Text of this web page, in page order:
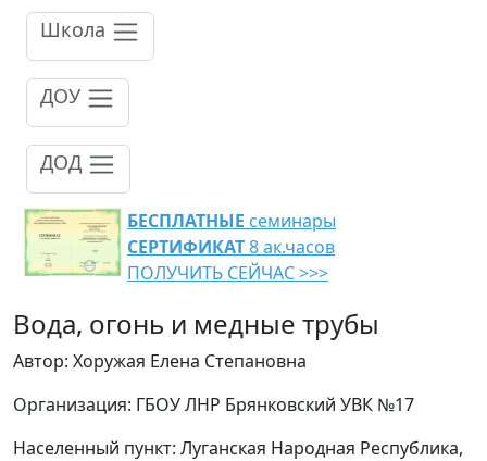
Школа
ДОУ
ДОД
БЕСПЛАТНЫЕ семинары
СЕРТИФИКАТ8 ак.часов
ПОЛУЧИТЬ СЕЙЧАС >>>
Вода, огонь и медные трубы
Автор: Хоружая Елена Степановна
Организация: ГБОУ ЛНР Брянковский УВК №17
Населенный пункт: Луганская Народная Республика,